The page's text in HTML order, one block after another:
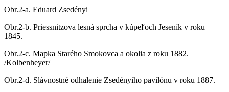
Obr.2-a. Eduard Zsedényi
Obr.2-b. Priessnitzova lesná sprcha v kúpeľoch Jeseník v roku
1845.
Obr.2-c. Mapka Starého Smokovca a okolia z roku 1882.
/Kolbenheyer/
Obr.2-d. Slávnostné odhalenie Zsedényiho pavilónu v roku 1887.